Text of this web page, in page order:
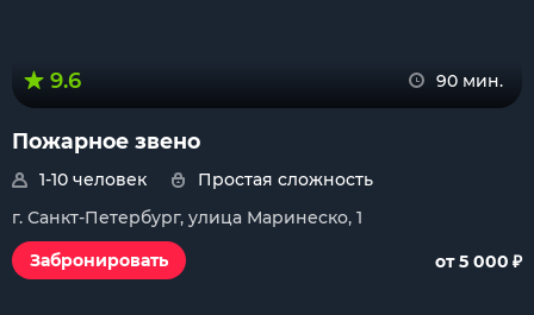
9.6 90 мин.
Пожарное звено
1-10 человек
Простая сложность
г. Санкт-Петербург, улица Маринеско, 1
Забронировать
от 5 000 ₽